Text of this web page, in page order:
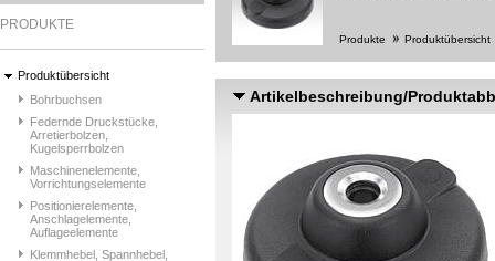
PRODUKTE
Produktübersicht
Bohrbuchsen
Federnde Druckstücke,
Arretierbolzen,
Kugelsperrbolzen
Maschinenelemente,
Vorrichtungselemente
Positionierelemente,
Anschlagelemente,
Auflageelemente
Klemmhebel, Spannhebel,
Produkte Produktübersicht
Artikelbeschreibung/